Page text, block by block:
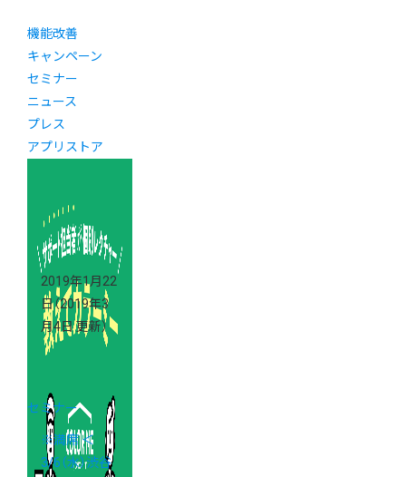
機能改善
キャンペーン
セミナー
ニュース
プレス
アプリストア
2019年1月22
日（2019年3
月4日 更新）
セミナー
※満席 ＜
3/6（水）渋谷